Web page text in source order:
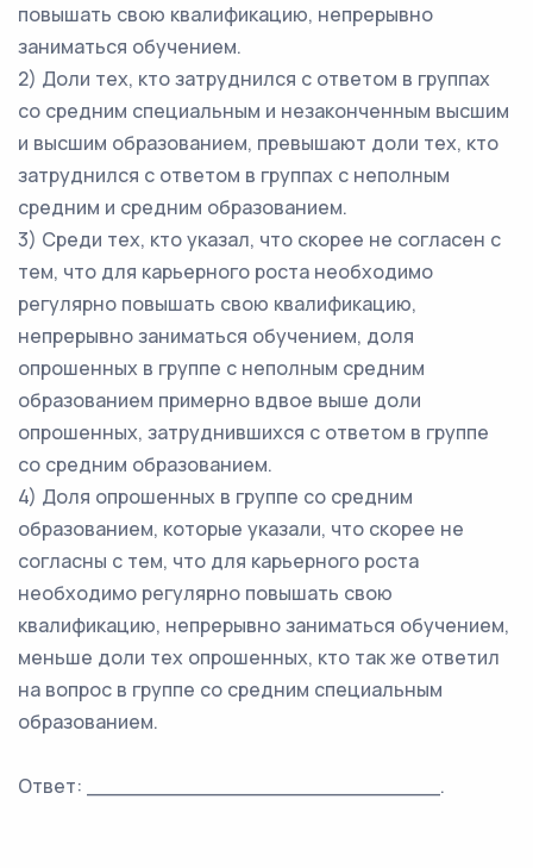
повышать свою квалификацию, непрерывно
заниматься обучением.
2) Доли тех, кто затруднился с ответом в группах
со средним специальным и незаконченным высшим
и высшим образованием, превышают доли тех, кто
затруднился с ответом в группах с неполным
средним и средним образованием.
3) Среди тех, кто указал, что скорее не согласен с
тем, что для карьерного роста необходимо
регулярно повышать свою квалификацию,
непрерывно заниматься обучением, доля
опрошенных в группе с неполным средним
образованием примерно вдвое выше доли
опрошенных, затруднившихся с ответом в группе
со средним образованием.
4) Доля опрошенных в группе со средним
образованием, которые указали, что скорее не
согласны с тем, что для карьерного роста
необходимо регулярно повышать свою
квалификацию, непрерывно заниматься обучением,
меньше доли тех опрошенных, кто так же ответил
на вопрос в группе со средним специальным
образованием.
Ответ: ___________________________.